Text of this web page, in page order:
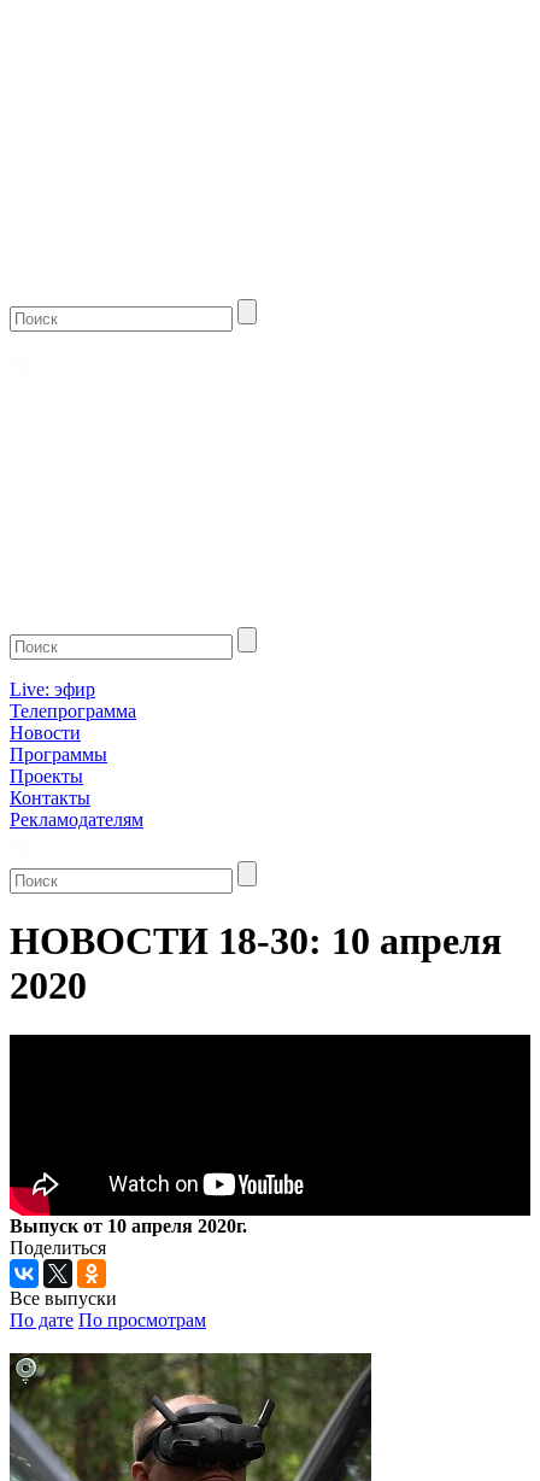
Live: эфир
Телепрограмма
Новости
Программы
Проекты
Контакты
Рекламодателям
НОВОСТИ 18-30: 10 апреля
2020
Выпуск от 10 апреля 2020г.
Поделиться
Все выпуски
По дате По просмотрам